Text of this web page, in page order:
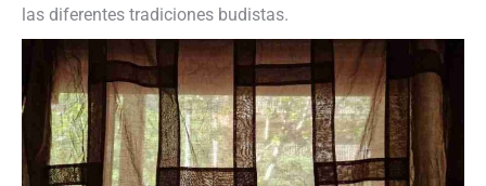
las diferentes tradiciones budistas.